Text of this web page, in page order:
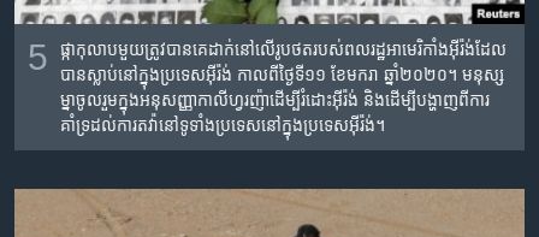
5
ផ្កា​កុលាប​មួយ​ត្រូវ​បាន​គេ​ដាក់​នៅ​លើ​រូបថត​របស់​ពលរដ្ឋ​អាមេរិកាំង​អ៊ីរ៉ង់​ដែល​
បាន​ស្លាប់​នៅ​ក្នុង​ប្រទេស​អ៊ីរ៉ង់ កាលពី​ថ្ងៃទី១១ ខែមករា ឆ្នាំ២០២០។ មនុស្ស
ម្នា​ចូលរួម​ក្នុង​អនុសញ្ញា​កាលីហ្វរញ៉ា​ដើម្បី​រំដោះ​អ៊ីរ៉ង់ និង​ដើម្បី​បង្ហាញ​ពី​ការ​
គាំទ្រ​ដល់​ការ​តវ៉ា​នៅ​ទូទាំង​ប្រទេស​នៅ​ក្នុង​ប្រទេស​អ៊ីរ៉ង់។